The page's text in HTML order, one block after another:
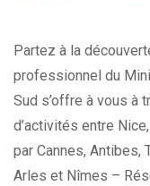
Partez à la
professionnel du
Sud s’offre à vous à
d’activités entre
par Cannes, Antibes,
Arles et Nîmes –